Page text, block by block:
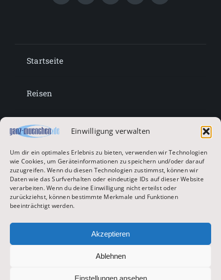
Einwilligung verwalten
Um dir ein optimales Erlebnis zu bieten, verwenden wir Technologien
wie Cookies, um Geräteinformationen zu speichern und/oder darauf
zuzugreifen. Wenn du diesen Technologien zustimmst, können wir
Daten wie das Surfverhalten oder eindeutige IDs auf dieser Website
verarbeiten. Wenn du deine Einwilligung nicht erteilst oder
zurückziehst, können bestimmte Merkmale und Funktionen
beeinträchtigt werden.
Akzeptieren
Ablehnen
Einstellungen ansehen
Startseite
Reisen
Lifestyle
Entertainment
Oktoberfest & Volksfeste
Zur Hauptseite